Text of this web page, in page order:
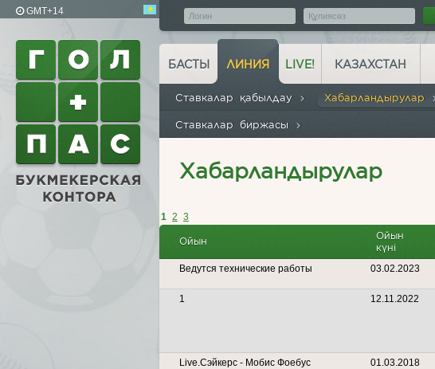
GMT+14
БАСТЫ ЛИНИЯ
Ставкалар қабылдау Хабарландырулар
Ставкалар биржасы
LIVE! КАЗАХСТАН
Хабарландырулар
1 2 3
Ойын
Ойын
күні
Ведутся технические работы 03.02.2023
1 12.11.2022
Live.Сэйкерс - Мобис Фоебус 01.03.2018